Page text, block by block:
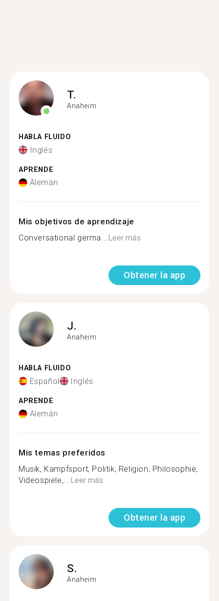
T.
Anaheim
HABLA FLUIDO
Inglés
APRENDE
Alemán
Mis objetivos de aprendizaje
Conversational germa...Leer más
Obtener la app
J.
Anaheim
HABLA FLUIDO
Español Inglés
APRENDE
Alemán
Mis temas preferidos
Musik, Kampfsport, Politik, Religion, Philosophie,
Videospiele,...Leer más
Obtener la app
S.
Anaheim